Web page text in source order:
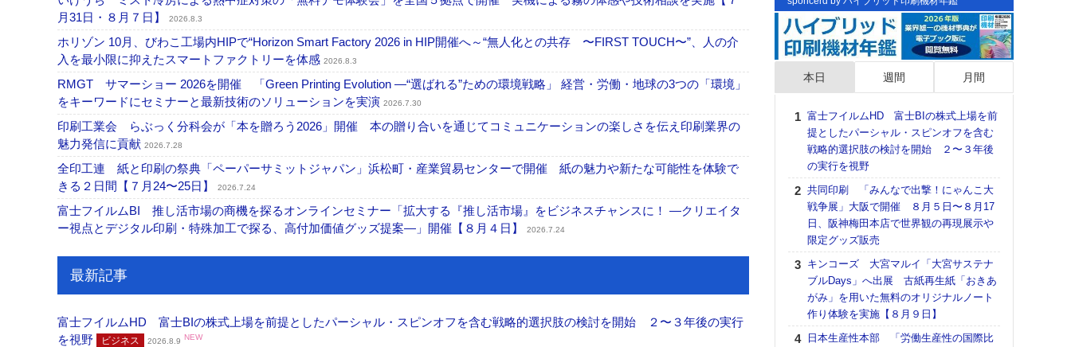
月31日・８月７日】
2026.8.3
ホリゾン 10月、びわこ工場内HIPで“Horizon Smart Factory 2026 in HIP開催へ～“無人化との共存 〜FIRST TOUCH〜”、人の介
入を最小限に抑えたスマートファクトリーを体感 2026.8.3
RMGT サマーショー 2026を開催 「Green Printing Evolution ―“選ばれる”ための環境戦略」 経営・労働・地球の3つの「環境」
をキーワードにセミナーと最新技術のソリューションを実演 2026.7.30
印刷工業会 らぶっく分科会が「本を贈ろう2026」開催 本の贈り合いを通じてコミュニケーションの楽しさを伝え印刷業界の
魅力発信に貢献 2026.7.28
全印工連 紙と印刷の祭典「ペーパーサミットジャパン」浜松町・産業貿易センターで開催 紙の魅力や新たな可能性を体験で
きる２日間【７月24〜25日】
2026.7.24
富士フイルムBI 推し活市場の商機を探るオンラインセミナー「拡大する『推し活市場』をビジネスチャンスに！ ―クリエイタ
ー視点とデジタル印刷・特殊加工で探る、高付加価値グッズ提案―」開催【８月４日】
2026.7.24
最新記事
富士フイルムHD 富士BIの株式上場を前提としたパーシャル・スピンオフを含む戦略的選択肢の検討を開始 ２〜３年後の実行
を視野
ビジネス 2026.8.9 NEW
本日 週間 月間
富士フイルムHD 富士BIの株式上場を前
提としたパーシャル・スピンオフを含む
戦略的選択肢の検討を開始 ２〜３年後
の実行を視野
共同印刷 「みんなで出撃！にゃんこ大
戦争展」大阪で開催 ８月５日〜８月17
日、阪神梅田本店で世界観の再現展示や
限定グッズ販売
キンコーズ 大宮マルイ「大宮サステナ
ブルDays」へ出展 古紙再生紙「おきあ
がみ」を用いた無料のオリジナルノート
作り体験を実施【８月９日】
日本生産性本部 「労働生産性の国際比